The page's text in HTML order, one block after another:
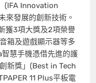
(IFA Innovation
來發展的創新技術。
獲3項大獎及2項榮譽
箱及遊戲顯示器等多
慧手機憑借先進的護
新獎」(Best in Tech
11 Plus平板電